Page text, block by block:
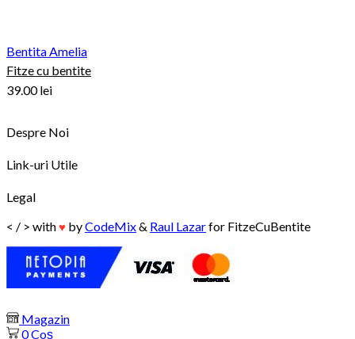
Bentita Amelia
Fitze cu bentite
39.00lei
Despre Noi
Link-uri Utile
Legal
< / > with♥ byCodeMix& Raul Lazarfor FitzeCuBentite
Magazin
0Coș